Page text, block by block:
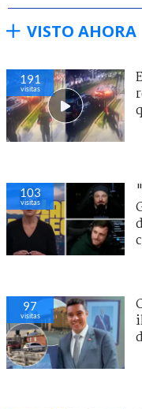
VISTO AHORA
191
visitas
103
visitas
97
visitas